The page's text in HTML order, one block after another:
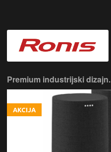
Premium industrijski dizajn.
AKCIJA